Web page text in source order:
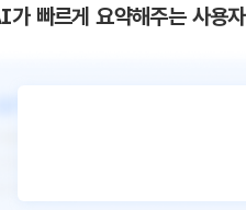
빠르게 요약해주는 사용